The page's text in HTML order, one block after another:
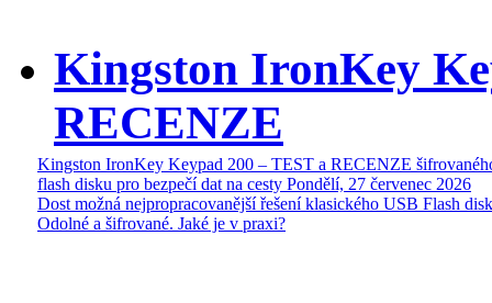
Kingston IronKey
RECENZE
Kingston IronKey Keypad 200 – TEST a RECENZE
flash disku pro bezpečí dat na cesty Pondělí, 27 červenec 2026
Dost možná nejpropracovanější řešení klasického USB Flash
Odolné a šifrované. Jaké je v praxi?